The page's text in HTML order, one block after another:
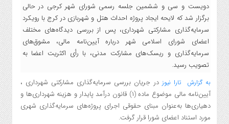
دویست و سی و ششمین جلسه رسمی شورای شهر کرجی در حالی
برگزار شد که لایحه ایجاد پروژه احداث هتل و شهربازی در کرج با رویکرد
سرمایه‌گذاری مشارکتی شهرداری، پس از بررسی دیدگاه‌های مختلف
اعضای شورای اسلامی شهر درباره آیین‌نامه مالی، مشوق‌های
سرمایه‌گذاری و ریسک‌های مشارکت مدنی، با رأی اکثریت اعضا به
تصویب رسید.
به گزارش تارا نیوزدر جریان بررسی سرمایه‌گذاری مشارکتی شهرداری ،
آیین‌نامه مالی موضوع ماده (۱) قانون درآمد پایدار و هزینه شهرداری‌ها و
دهیاری‌ها به‌عنوان مبنای حقوقی اجرای پروژه‌های سرمایه‌گذاری شهری
مورد استناد اعضای شورا قرار گرفت.